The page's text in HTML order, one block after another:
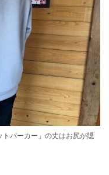
トパーカー」の丈はお尻が隠